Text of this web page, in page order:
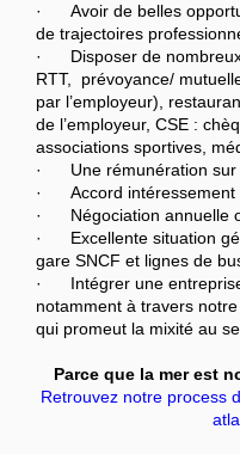
· Avoir de belles
de trajectoires
· Disposer de nombreux
RTT, prévoyance/
par l’employeur),
de l’employeur, CSE :
associations sportives,
· Une rémunération sur
· Accord intéressement
· Négociation annuelle
· Excellente situation
gare SNCF et lignes de
· Intégrer une entreprise
notamment à travers
qui promeut la mixité au
Parce que la mer est
Retrouvez notre process